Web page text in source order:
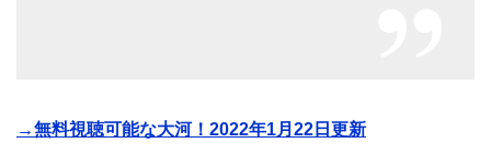
→無料視聴可能な大河！2022年1月22日更新